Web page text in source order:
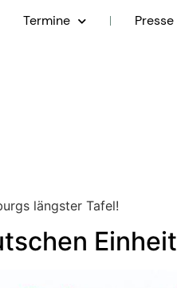
Termine Presse
längster Tafel!
Einheit